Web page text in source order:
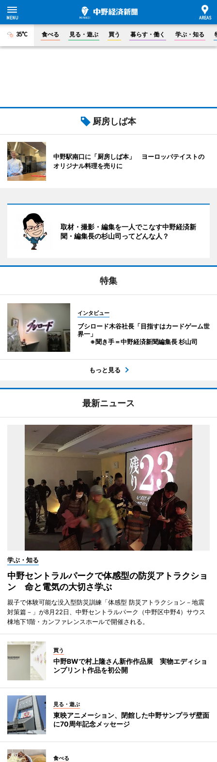
35°C 食べる 見る・遊ぶ 買う 暮らす・働く 学ぶ・知る
厨房しば本
中野駅南口に「厨房しば本」 ヨーロッパテイストの
オリジナル料理を売りに
取材・撮影・編集を一人でこなす中野経済新
聞・編集長の杉山司ってどんな人？
特集
インタビュー
ブシロード木谷社長「目指すはカードゲーム世
界一」
※聞き手＝中野経済新聞編集長 杉山司
もっと見る
最新ニュース
学ぶ・知る
中野セントラルパークで体感型の防災アトラクショ
ン 命と電気の大切さ学ぶ
親子で体験可能な没入型防災訓練「体感型 防災アトラクション－地震
対策篇－」が8月22日、中野セントラルパーク（中野区中野4）サウス
棟地下1階・カンファレンスホールで開催される。
買う
中野BWで村上隆さん新作作品展 実物エディショ
ンプリント作品を初公開
見る・遊ぶ
東映アニメーション、閉館した中野サンプラザ壁面
に70周年記念メッセージ
食べる